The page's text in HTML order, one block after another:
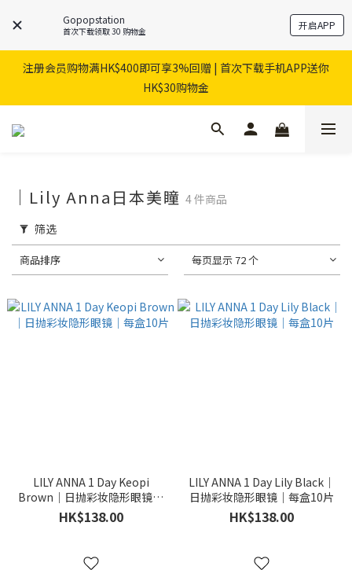
Gopopstation
首次下载领取 30 购物金 开启APP
注册会员购物满HK$400即可享3%回赠 | 首次下载手机APP送你
HK$30购物金
｜Lily Anna日本美瞳 4 件商品
筛选
商品排序 每页显示 72 个
LILY ANNA 1 Day Keopi
Brown｜日抛彩妆隐形眼镜｜
每盒10片
HK$138.00
LILY ANNA 1 Day Lily Black｜
日抛彩妆隐形眼镜｜每盒10片
HK$138.00